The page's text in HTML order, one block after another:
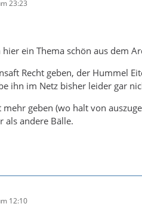
23:23
hier ein Thema schön aus dem
Recht geben, der Hummel
ihn im Netz bisher leider gar
geben (wo halt von
als andere Bälle.
12:10